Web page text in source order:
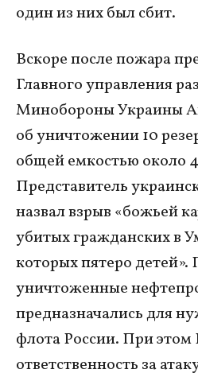
один из них был сбит.
Вскоре после пожара
Главного управления
Минобороны Украины
об уничтожении 10
общей емкостью около
Представитель
назвал взрыв «божьей
убитых гражданских в
которых пятеро детей».
уничтоженные
предназначались для
флота России. При этом
ответственность за